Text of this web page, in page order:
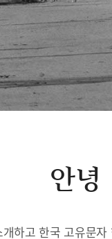
안녕
하고 한국 고유문